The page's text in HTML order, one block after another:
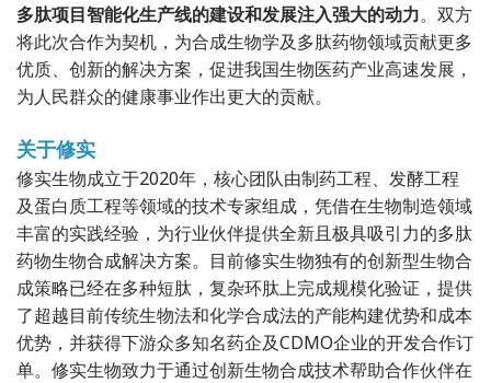
多肽项目智能化生产线的建设和发展注入强大的动力。双方
将此次合作为契机，为合成生物学及多肽药物领域贡献更多
优质、创新的解决方案，促进我国生物医药产业高速发展，
为人民群众的健康事业作出更大的贡献。
关于修实
修实生物成立于2020年，核心团队由制药工程、发酵工程
及蛋白质工程等领域的技术专家组成，凭借在生物制造领域
丰富的实践经验，为行业伙伴提供全新且极具吸引力的多肽
药物生物合成解决方案。目前修实生物独有的创新型生物合
成策略已经在多种短肽，复杂环肽上完成规模化验证，提供
了超越目前传统生物法和化学合成法的产能构建优势和成本
优势，并获得下游众多知名药企及CDMO企业的开发合作订
单。修实生物致力于通过创新生物合成技术帮助合作伙伴在